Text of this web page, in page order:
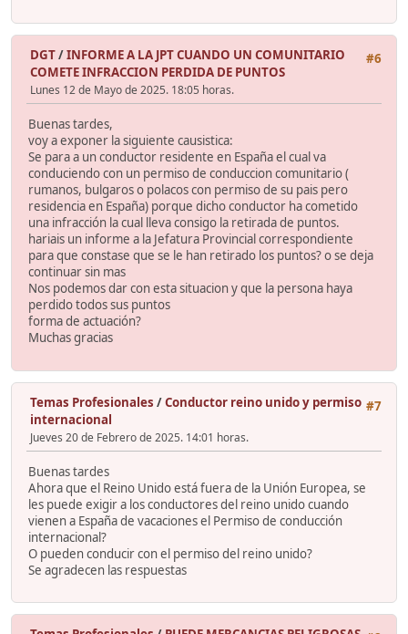
#6
DGT/INFORME A LA JPT CUANDO UN COMUNITARIO
COMETE INFRACCION PERDIDA DE PUNTOS
Lunes 12 de Mayo de 2025. 18:05 horas.
Buenas tardes,
voy a exponer la siguiente causistica:
Se para a un conductor residente en España el cual va
conduciendo con un permiso de conduccion comunitario (
rumanos, bulgaros o polacos con permiso de su pais pero
residencia en España) porque dicho conductor ha cometido
una infracción la cual lleva consigo la retirada de puntos.
hariais un informe a la Jefatura Provincial correspondiente
para que constase que se le han retirado los puntos? o se deja
continuar sin mas
Nos podemos dar con esta situacion y que la persona haya
perdido todos sus puntos
forma de actuación?
Muchas gracias
#7
Temas Profesionales /Conductor reino unido y permiso
internacional
Jueves 20 de Febrero de 2025. 14:01 horas.
Buenas tardes
Ahora que el Reino Unido está fuera de la Unión Europea, se
les puede exigir a los conductores del reino unido cuando
vienen a España de vacaciones el Permiso de conducción
internacional?
O pueden conducir con el permiso del reino unido?
Se agradecen las respuestas